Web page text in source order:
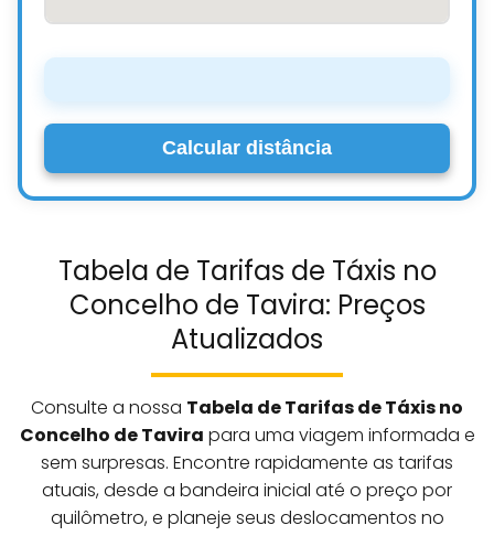
Calcular distância
Tabela de Tarifas de Táxis no
Concelho de Tavira: Preços
Atualizados
Consulte a nossa Tabela de Tarifas de Táxis no
Concelho de Tavira para uma viagem informada e
sem surpresas. Encontre rapidamente as tarifas
atuais, desde a bandeira inicial até o preço por
quilômetro, e planeje seus deslocamentos no